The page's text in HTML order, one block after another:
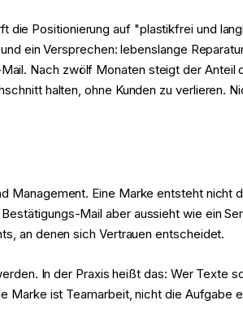
Positionierung auf "plastikfrei und
ein Versprechen: lebenslange
Nach zwölf Monaten steigt der
halten, ohne Kunden zu verlieren.
Eine Marke entsteht nicht
Mail aber aussieht wie ein
an denen sich Vertrauen entscheidet.
In der Praxis heißt das: Wer Texte
Marke ist Teamarbeit, nicht die Aufgabe